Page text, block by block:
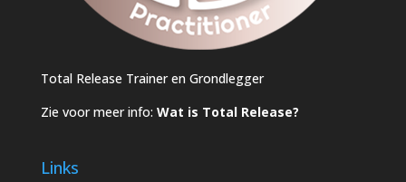
Total Release Trainer en Grondlegger
Zie voor meer info: Wat is Total Release?
Links